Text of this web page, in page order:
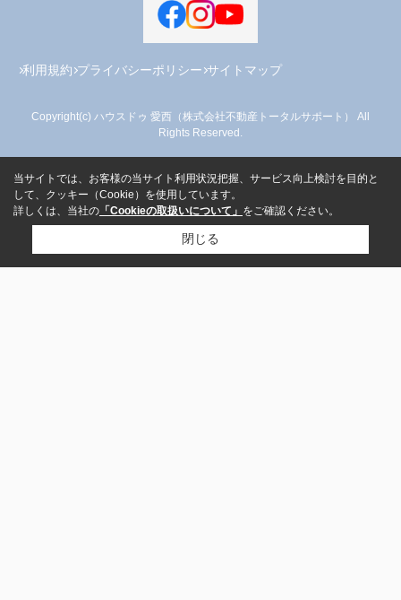
利用規約 プライバシーポリシー サイトマップ
Copyright(c) ハウスドゥ 愛西（株式会社不動産トータルサポート） All
Rights Reserved.
当サイトでは、お客様の当サイト利用状況把握、サービス向上検討を目的と
して、クッキー（Cookie）を使用しています。
詳しくは、当社の 「Cookieの取扱いについて」 をご確認ください。
閉じる